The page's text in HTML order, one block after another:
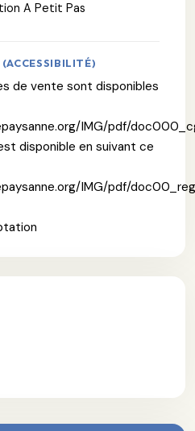
A Petit Pas
de vente sont disponibles
IMG/pdf/
disponible en suivant ce
IMG/pdf/